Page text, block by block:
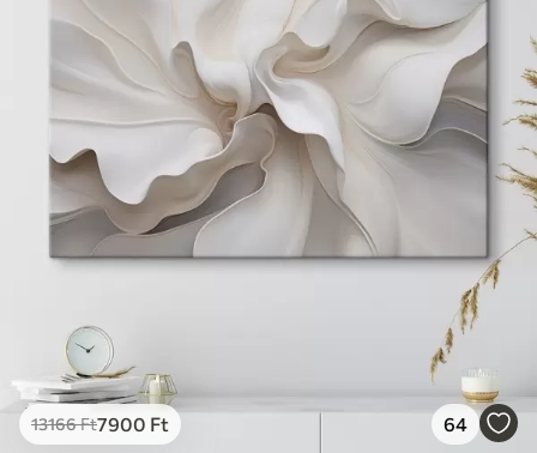
13166Ft7900 Ft 64